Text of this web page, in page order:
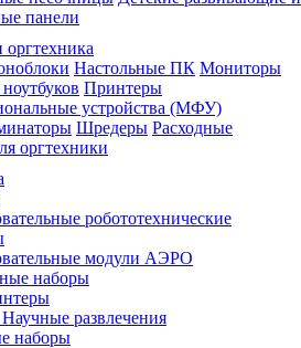
панели
Настольные ПК Мониторы
Принтеры
устройства (МФУ)
Шредеры Расходные
оргтехники
робототехнические
модули АЭРО
наборы
развлечения
наборы